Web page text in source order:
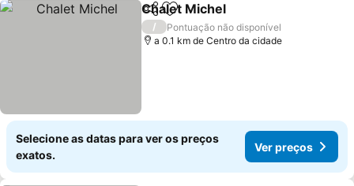
PartilharAdicionar aos favoritos
Chalet Michel
/
Pontuação não disponível
a 0.1 km de Centro da cidade
Selecione as datas para ver os preços
exatos.
Ver preços